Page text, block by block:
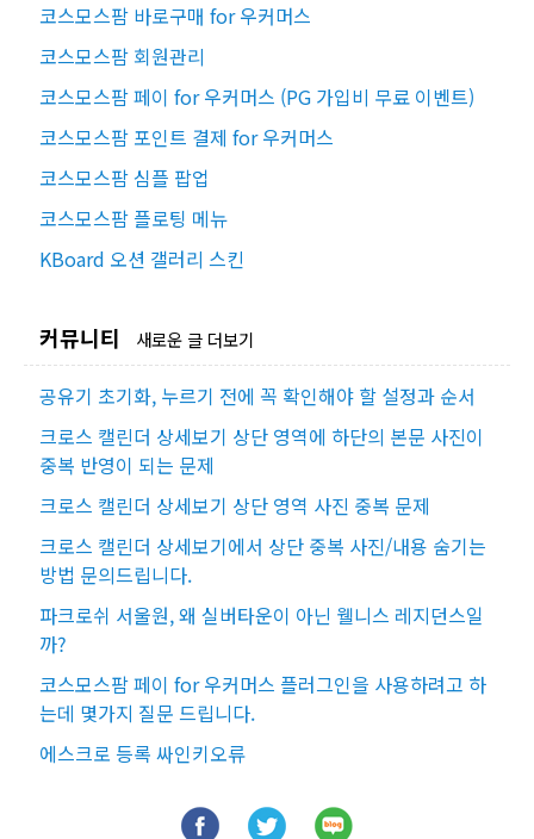
코스모스팜 바로구매 for 우커머스
코스모스팜 회원관리
코스모스팜 페이 for 우커머스 (PG 가입비 무료 이벤트)
코스모스팜 포인트 결제 for 우커머스
코스모스팜 심플 팝업
코스모스팜 플로팅 메뉴
KBoard 오션 갤러리 스킨
커뮤니티 새로운 글 더보기
공유기 초기화, 누르기 전에 꼭 확인해야 할 설정과 순서
크로스 캘린더 상세보기 상단 영역에 하단의 본문 사진이
중복 반영이 되는 문제
크로스 캘린더 상세보기 상단 영역 사진 중복 문제
크로스 캘린더 상세보기에서 상단 중복 사진/내용 숨기는
방법 문의드립니다.
파크로쉬 서울원, 왜 실버타운이 아닌 웰니스 레지던스일
까?
코스모스팜 페이 for 우커머스 플러그인을 사용하려고 하
는데 몇가지 질문 드립니다.
에스크로 등록 싸인키오류